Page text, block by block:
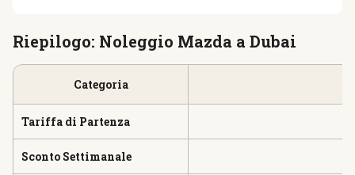
Riepilogo: Noleggio Mazda a Dubai
Categoria
Tariffa di Partenza
Sconto Settimanale